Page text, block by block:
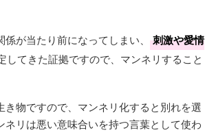
が当たり前になってしまい、
刺激や愛情
してきた証拠ですので、マンネリすること
物ですので、マンネリ化すると別れを選
リは悪い意味合いを持つ言葉として使わ